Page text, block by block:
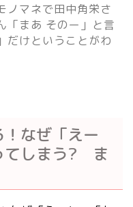
ノマネで田中角栄さ
「まあ そのー」と言
だけということがわ
なぜ「えー
てしまう? ま